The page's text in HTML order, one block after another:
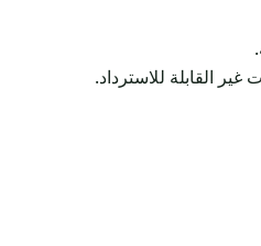
القابلة للاسترداد.